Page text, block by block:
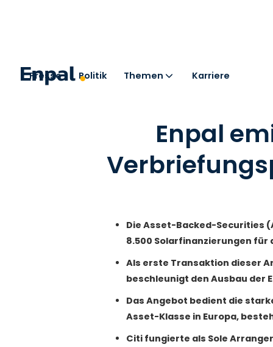
Presse Politik Themen Karriere
Enpal
Die Asset-Backed-Securities
8.500 Solarfinanzierungen
Als erste Transaktion dieser
beschleunigt den Ausbau der
Das Angebot bedient die
Asset-Klasse in Europa,
Citi fungierte als Sole